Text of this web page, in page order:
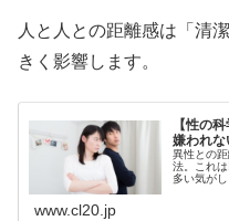
人と人との距離感は「清
きく影響します。
【性の
嫌われ
異性との
法。これ
多い気が
www.cl20.jp